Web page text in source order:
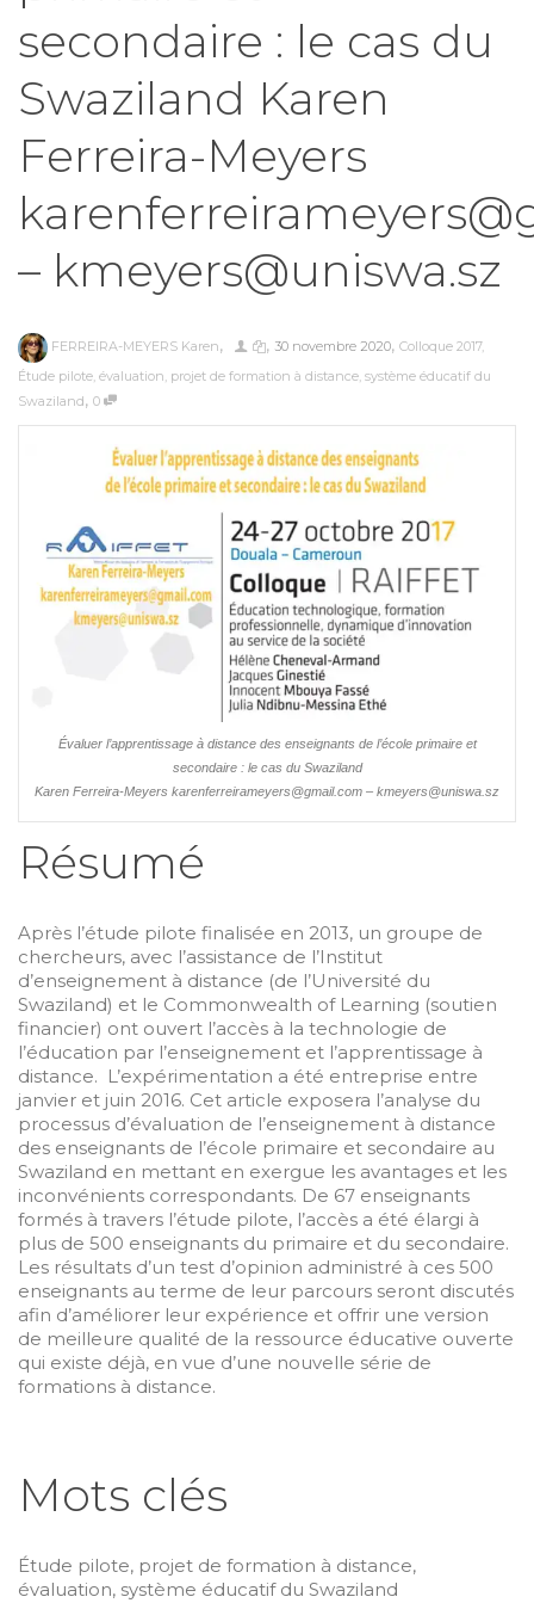
secondaire : le cas du
Swaziland Karen
Ferreira-Meyers
– kmeyers@uniswa.sz
FERREIRA-MEYERS Karen, , 30 novembre 2020, Colloque 2017,
Étude pilote, évaluation, projet de formation à distance, système éducatif du
Swaziland, 0
Évaluer l’apprentissage à distance des enseignants de l’école primaire et
secondaire : le cas du Swaziland
Karen Ferreira-Meyers karenferreirameyers@gmail.com – kmeyers@uniswa.sz
Résumé
Après l’étude pilote finalisée en 2013, un groupe de
chercheurs, avec l’assistance de l’Institut
d’enseignement à distance (de l’Université du
Swaziland) et le Commonwealth of Learning (soutien
financier) ont ouvert l’accès à la technologie de
l’éducation par l’enseignement et l’apprentissage à
distance. L’expérimentation a été entreprise entre
janvier et juin 2016. Cet article exposera l’analyse du
processus d’évaluation de l’enseignement à distance
des enseignants de l’école primaire et secondaire au
Swaziland en mettant en exergue les avantages et les
inconvénients correspondants. De 67 enseignants
formés à travers l’étude pilote, l’accès a été élargi à
plus de 500 enseignants du primaire et du secondaire.
Les résultats d’un test d’opinion administré à ces 500
enseignants au terme de leur parcours seront discutés
afin d’améliorer leur expérience et offrir une version
de meilleure qualité de la ressource éducative ouverte
qui existe déjà, en vue d’une nouvelle série de
formations à distance.
Mots clés
Étude pilote, projet de formation à distance,
évaluation, système éducatif du Swaziland